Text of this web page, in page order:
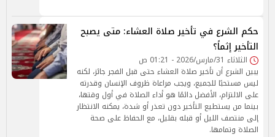
حكم الشرع في تأخير صلاة العشاء: متى يصبح
التأخير إثماً؟
الثلاثاء 31/مارس/2026 - 01:21 ص
يبين الشرع أن تأخير صلاة العشاء حتى قبل الفجر جائز، لكنه
ليس مستحبًا للجميع، ويجب مراعاة ظروف الإنسان وقدرته
على الالتزام، الأفضل دائمًا هو أداء الصلاة في أول وقتها،
بينما من يستطيع التأخير دون تعذر أو شدة، يمكنه الانتظار
إلى منتصف الليل أو قبله بقليل، مع الحفاظ على صحة
الصلاة وتمامها.